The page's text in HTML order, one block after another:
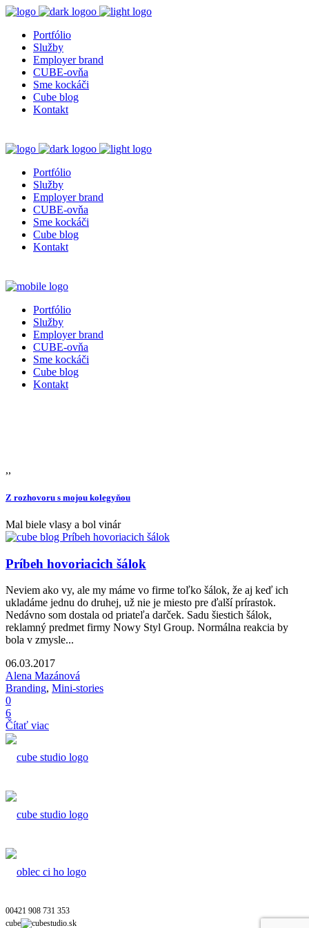
Portfólio
Služby
Employer brand
CUBE-ovňa
Sme kockáči
Cube blog
Kontakt
Portfólio
Služby
Employer brand
CUBE-ovňa
Sme kockáči
Cube blog
Kontakt
Portfólio
Služby
Employer brand
CUBE-ovňa
Sme kockáči
Cube blog
Kontakt
,,
Z rozhovoru s mojou kolegyňou
Mal biele vlasy a bol vinár
Príbeh hovoriacich šálok
Neviem ako vy, ale my máme vo firme toľko šálok, že aj keď ich
ukladáme jednu do druhej, už nie je miesto pre ďalší prírastok.
Nedávno som dostala od priateľa darček. Sadu šiestich šálok,
reklamný predmet firmy Nowy Styl Group. Normálna reakcia by
bola v zmysle...
06.03.2017
Alena Mazánová
Branding, Mini-stories
0
6
Čítať viac
00421 908 731 353
cube
cubestudio.sk